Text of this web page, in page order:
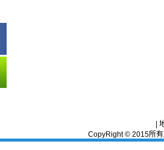
|
CopyRight © 2015所